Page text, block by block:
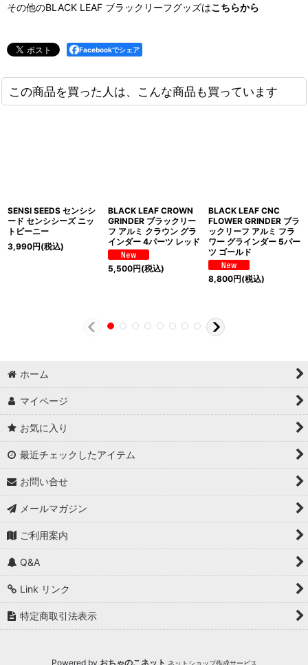
その他のBLACK LEAF ブラックリーフグッズはこちらから
Facebookでシェア
この商品を買った人は、こんな商品も買っています
SENSI SEEDS センシシ
ード センシシーズ ニッ
トビーニー
3,990円(税込)
BLACK LEAF CROWN
GRINDER ブラックリー
フ アルミ クラウン グラ
インダー 4パーツ レッド
5,500円(税込)
BLACK LEAF CNC
FLOWER GRINDER ブラ
ックリーフ アルミ フラ
ワー グラインダー 5パー
ツ ゴールド
8,800円(税込)
ホーム
マイページ
お気に入り
最近チェックしたアイテム
お問い合せ
メールマガジン
ご利用案内
Q&A
Link リンク
特定商取引法表示
Powered by おちゃのこネット ネットショップ作成サービス